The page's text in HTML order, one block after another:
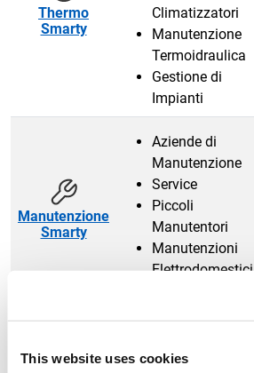
This website uses cookies
Thermo
Smarty
Climatizzatori
Manutenzione
Termoidraulica
Gestione di
Impianti
Manutenzione
Smarty
Aziende di
Manutenzione
Service
Piccoli
Manutentori
Manutenzioni
Elettrodomestici
Vettori